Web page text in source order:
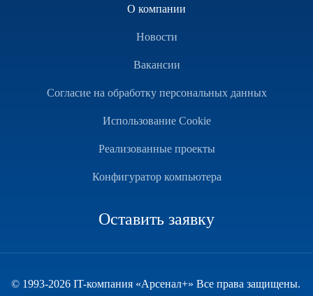
О компании
Новости
Вакансии
Согласие на обработку персональных данных
Использование Cookie
Реализованные проекты
Конфигуратор компьютера
Оставить заявку
© 1993-2026 IT-компания «Арсенал+» Все права защищены.